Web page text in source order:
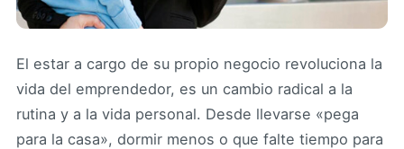
El estar a cargo de su propio negocio revoluciona la
vida del emprendedor, es un cambio radical a la
rutina y a la vida personal. Desde llevarse «pega
para la casa», dormir menos o que falte tiempo para